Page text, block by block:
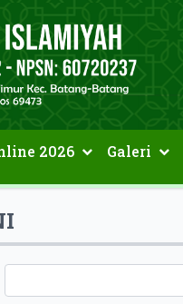
2026 Galeri